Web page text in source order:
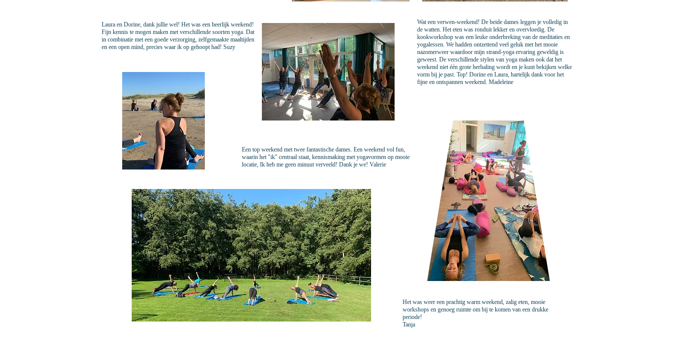
Laura en Dorine, dank jullie wel! Het was een heerlijk weekend!
Fijn kennis te mogen maken met verschillende soorten yoga. Dat
in combinatie met een goede verzorging, zelfgemaakte maaltijden
en een open mind, precies waar ik op gehoopt had! Suzy
Wat een verwen-weekend! De beide dames leggen je volledig in
de watten. Het eten was ronduit lekker en overvloedig. De
kookworkshop was een leuke onderbreking van de meditaties en
yogalessen. We hadden ontzettend veel geluk met het mooie
nazomerweer waardoor mijn strand-yoga ervaring geweldig is
geweest. De verschillende stylen van yoga maken ook dat het
weekend niet één grote herhaling wordt en je kunt bekijken welke
vorm bij je past. Top! Dorine en Laura, hartelijk dank voor het
fijne en ontspannen weekend. Madeleine
Een top weekend met twee fantastische dames. Een weekend vol fun,
waarin het "ik" centraal staat, kennismaking met yogavormen op mooie
locatie, Ik heb me geen minuut verveeld! Dank je we! Valerie
Het was weer een prachtig warm weekend, zalig eten, mooie
workshops en genoeg ruimte om bij te komen van een drukke
periode!
Tanja